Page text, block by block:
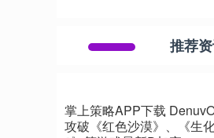
推荐
掌上策略APP下载
攻破《红色沙漠》、《生